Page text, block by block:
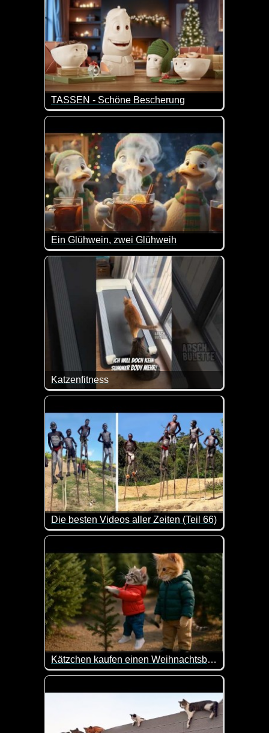
TASSEN - Schöne Bescherung
Weihnachten - die Zeit der Besinnlichkeit, der
Ein Glühwein, zwei Glühweih
Ein lustiger Weihnachtsmarkt-Hit - ich komm vom
Katzenfitness
Schon hart, wenn einem Jemand im Nacken sitzt,
Die besten Videos aller Zeiten (Teil 66)
Hier kannst du dich ganz entspannt mit ein paar
Kätzchen kaufen einen Weihnachtsbaum
Und, wann geht ihr los und sucht euch euren